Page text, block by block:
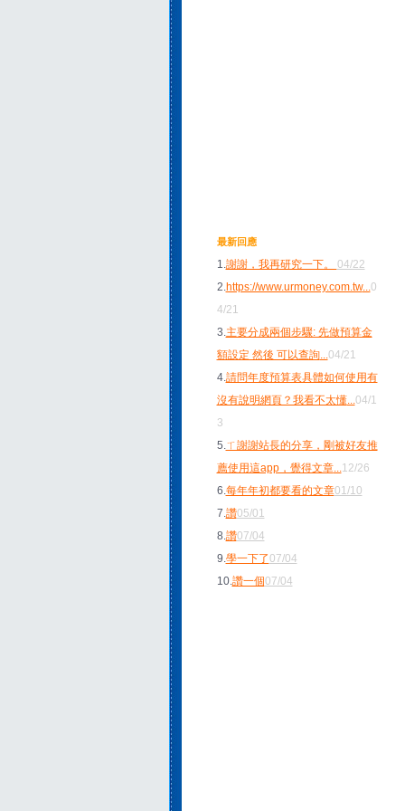
最新回應
1.謝謝，我再研究一下。 04/22
2.https://www.urmoney.com.tw...0
4/21
3.主要分成兩個步驟: 先做預算金
額設定 然後 可以查詢...04/21
4.請問年度預算表具體如何使用有
沒有說明網頁？我看不太懂...04/1
3
5.ㄒ謝謝站長的分享，剛被好友推
薦使用這app，覺得文章...12/26
6.每年年初都要看的文章01/10
7.讚05/01
8.讚07/04
9.學一下了07/04
10.讚一個07/04